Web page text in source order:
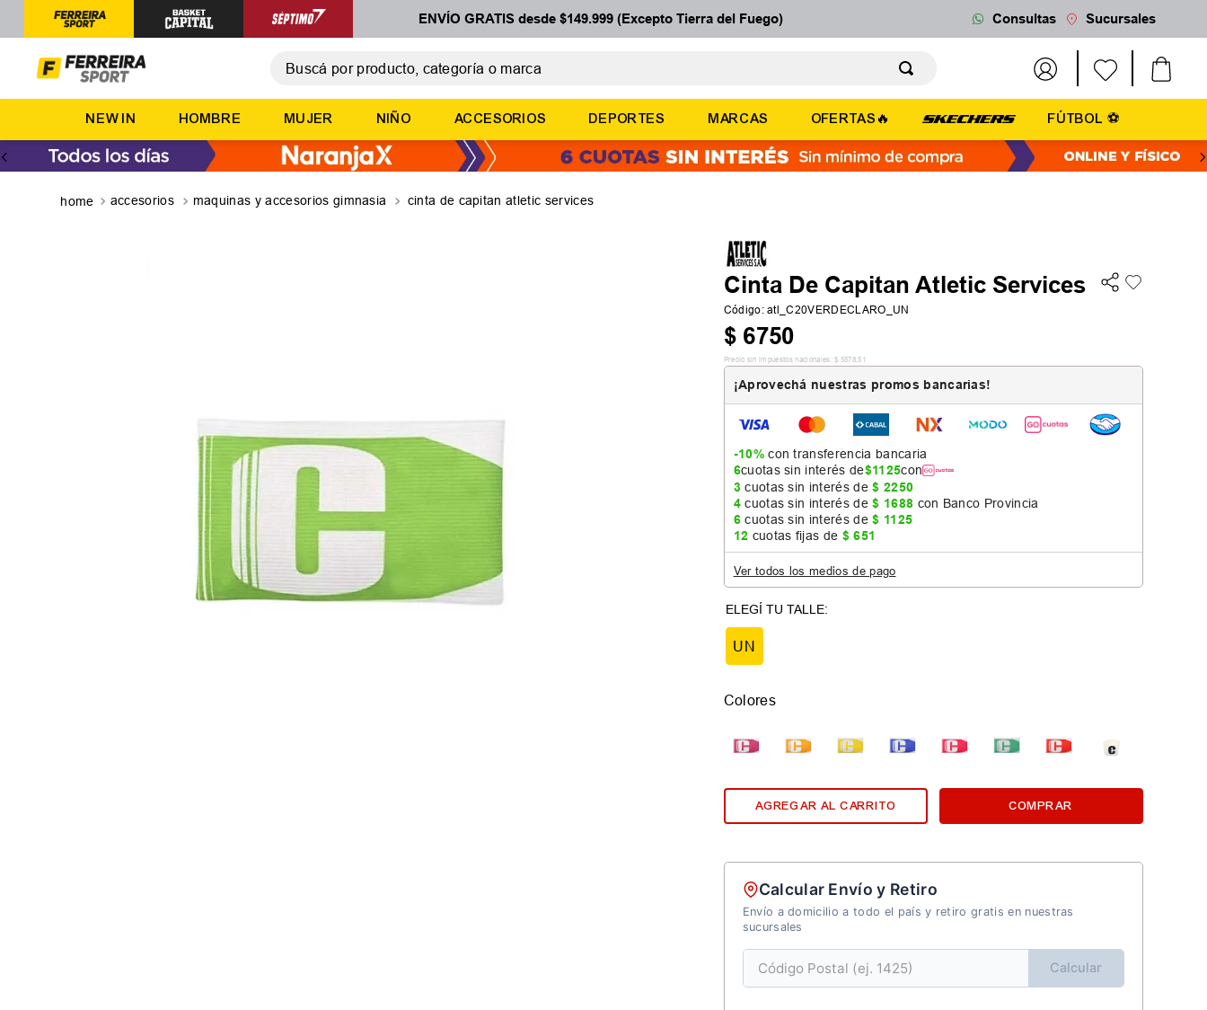
ENVÍO GRATIS desde $149.999 (Excepto Tierra del Fuego) Consultas Sucursales
TÉRMINOS MÁS BUSCADOS
2
zapatillas
.
basquet
NEW IN HOMBRE MUJER NIÑO ACCESORIOS DEPORTES MARCAS OFERTAS🔥 FÚTBOL ⚽
accesorios maquinas y accesorios gimnasia cinta de capitan atletic services
Cinta De Capitan Atletic Services
Código:atl_C20VERDECLARO_UN
$ 6750
Precio sin impuestos nacionales: $ 5578,51
¡Aprovechá nuestras promos bancarias!
-10%con transferencia bancaria
6cuotas sin interés de$1125con
3cuotas sin interés de$ 2250
4cuotas sin interés de$ 1688 con Banco Provincia
6cuotas sin interés de$ 1125
12 cuotas fijas de $ 651
Ver todos los medios de pago
UN
Colores
AGREGAR AL CARRITO COMPRAR
Calcular Envío y Retiro
Envío a domicilio a todo el país y retiro gratis en nuestras
sucursales
Calcular